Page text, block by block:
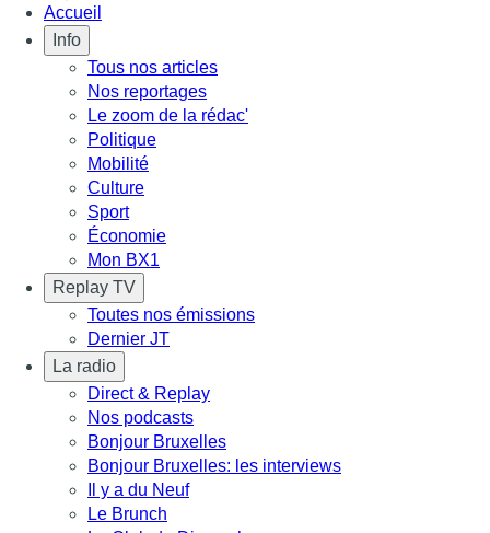
Accueil
Info
Tous nos articles
Nos reportages
Le zoom de la rédac'
Politique
Mobilité
Culture
Sport
Économie
Mon BX1
Replay TV
Toutes nos émissions
Dernier JT
La radio
Direct & Replay
Nos podcasts
Bonjour Bruxelles
Bonjour Bruxelles: les interviews
Il y a du Neuf
Le Brunch